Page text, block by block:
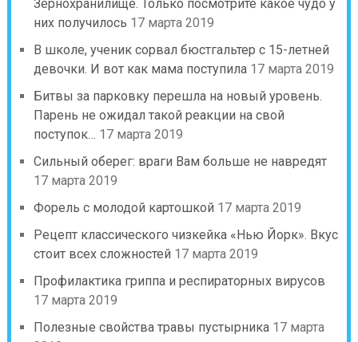
Зернохранилище. Только посмотрите какое чудо у
них получилось 17 марта 2019
В школе, ученик сорвал бюстгальтер с 15-летней
девочки. И вот как мама поступила 17 марта 2019
Битвы за парковку перешла на новый уровень.
Парень не ожидал такой реакции на свой
поступок… 17 марта 2019
Сильный оберег: враги Вам больше не навредят
17 марта 2019
Форель с молодой картошкой 17 марта 2019
Рецепт классического чизкейка «Нью Йорк». Вкус
стоит всех сложностей 17 марта 2019
Профилактика гриппа и респираторных вирусов
17 марта 2019
Полезные свойства травы пустырника 17 марта